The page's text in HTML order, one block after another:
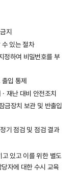
지
있는 절차
정하여 비밀번호를 부
입 통제
재난 대비 안전조치
금장치 보관 및 반출입
기 점검 및 점검 결과
있고 이를 위한 별도
자에 대한 수시 교육